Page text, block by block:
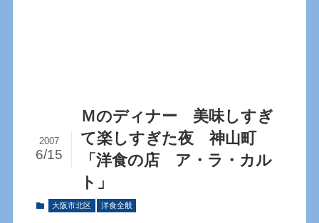
Ｍのディナー 美味しすぎ
て楽しすぎた夜 神山町
「洋食の店 ア・ラ・カル
ト」
2007
6/15
大阪市北区 洋食全般